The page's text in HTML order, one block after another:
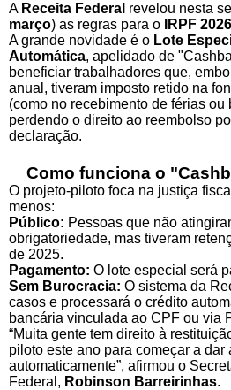
A Receita Federal revelou nesta
março) as regras para o IRPF 2026
A grande novidade é o Lote
Automática, apelidado de
beneficiar trabalhadores que,
anual, tiveram imposto retido na
(como no recebimento de férias ou
perdendo o direito ao reembolso
declaração.
Como funciona o
O projeto-piloto foca na justiça
menos:
Público: Pessoas que não
obrigatoriedade, mas tiveram
de 2025.
Pagamento: O lote especial será
Sem Burocracia: O sistema da
casos e processará o crédito
bancária vinculada ao CPF ou via
“Muita gente tem direito à
piloto este ano para começar a dar
automaticamente”, afirmou o
Federal, Robinson Barreirinhas.